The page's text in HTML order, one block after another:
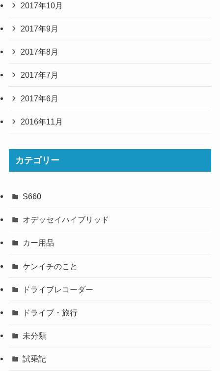
2017年10月
2017年9月
2017年8月
2017年7月
2017年6月
2016年11月
カテゴリー
S660
オデッセイハイブリッド
カー用品
ケンイチのこと
ドライブレコーダー
ドライブ・旅行
未分類
試乗記